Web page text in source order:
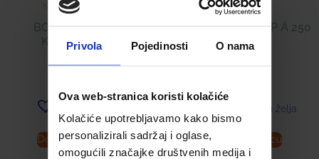
Privola Pojedinosti O nama
Ova web-stranica koristi kolačiće
Kolačiće upotrebljavamo kako bismo
personalizirali sadržaj i oglase,
omogućili značajke društvenih medija i
BOULARDII (PHS)
KAPSULE Á 10
Dodaj u košaricu
ALPENKRAFT SIRUP Á 250
ML
Dodaj u listu želja
Dodaj u košaricu